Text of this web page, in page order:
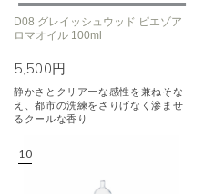
D08 グレイッシュウッド ピエゾア
ロマオイル 100ml
5,500円
静かさとクリアーな感性を兼ねそな
え、都市の洗練をさりげなく滲ませ
るクールな香り